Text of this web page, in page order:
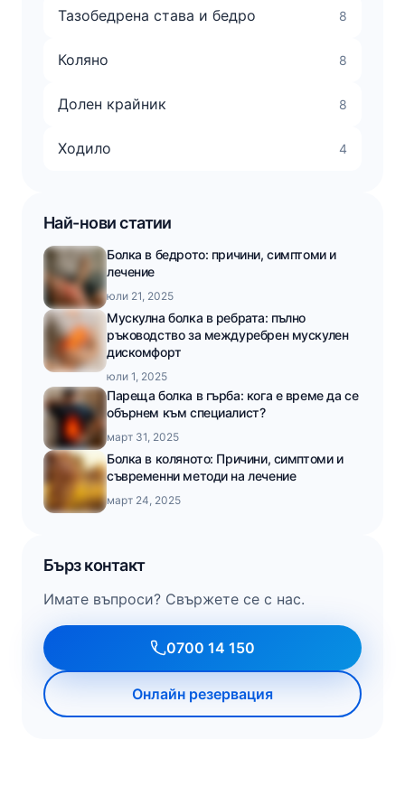
Тазобедрена става и бедро 8
Коляно 8
Долен крайник 8
Ходило 4
Най-нови статии
Болка в бедрото: причини, симптоми и
лечение
юли 21, 2025
Мускулна болка в ребрата: пълно
ръководство за междуребрен мускулен
дискомфорт
юли 1, 2025
Пареща болка в гърба: кога е време да се
обърнем към специалист?
март 31, 2025
Болка в коляното: Причини, симптоми и
съвременни методи на лечение
март 24, 2025
Бърз контакт
Имате въпроси? Свържете се с нас.
0700 14 150
Онлайн резервация